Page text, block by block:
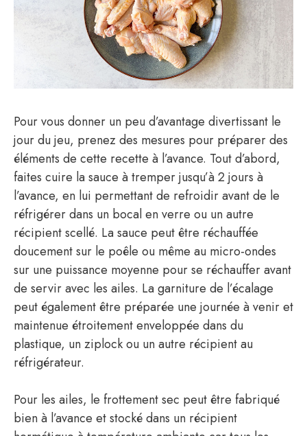
Pour vous donner un peu d’avantage divertissant le
jour du jeu, prenez des mesures pour préparer des
éléments de cette recette à l’avance. Tout d’abord,
faites cuire la sauce à tremper jusqu’à 2 jours à
l’avance, en lui permettant de refroidir avant de le
réfrigérer dans un bocal en verre ou un autre
récipient scellé. La sauce peut être réchauffée
doucement sur le poêle ou même au micro-ondes
sur une puissance moyenne pour se réchauffer avant
de servir avec les ailes. La garniture de l’écalage
peut également être préparée une journée à venir et
maintenue étroitement enveloppée dans du
plastique, un ziplock ou un autre récipient au
réfrigérateur.
Pour les ailes, le frottement sec peut être fabriqué
bien à l’avance et stocké dans un récipient